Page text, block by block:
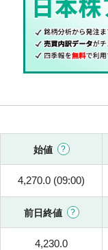
始値
4,270.0 (09:00)
前日終値
4,230.0